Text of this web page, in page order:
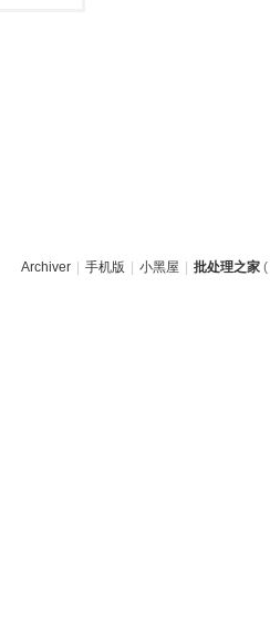
Archiver 手机版 小黑屋 批处理之家 (